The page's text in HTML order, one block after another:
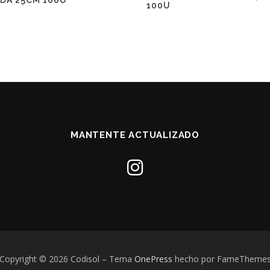
100U
MANTENTE ACTUALIZADO
Copyright © 2026 Codisol – Tema OnePress hecho por